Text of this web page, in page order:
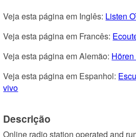
Veja esta página em Inglês: Listen
Veja esta página em Francês:
Veja esta página em Alemão:
Veja esta página em Espanhol:
vivo
Descrição
Online radio station operated and